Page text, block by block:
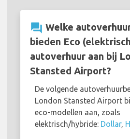
question_answer Welke
bieden Eco
autoverhuur aan bij
Stansted Airport?
De volgende
London Stansted Airport
eco-modellen aan, zoals
elektrisch/hybride: Dollar,